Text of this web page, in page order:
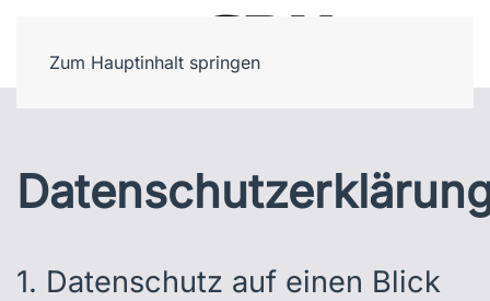
Zum Hauptinhalt springen
1. Datenschutz auf einen Blick